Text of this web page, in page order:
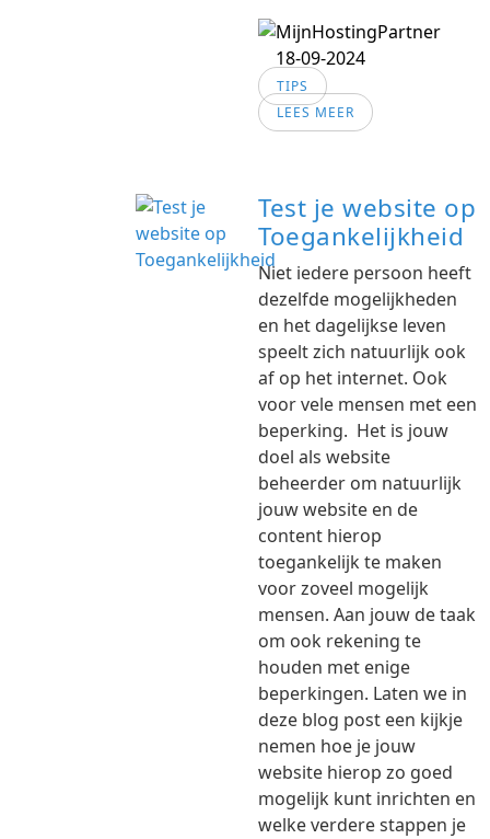
18-09-2024
TIPS
LEES MEER
Test je website op
Toegankelijkheid
Niet iedere persoon heeft
dezelfde mogelijkheden
en het dagelijkse leven
speelt zich natuurlijk ook
af op het internet. Ook
voor vele mensen met een
beperking. Het is jouw
doel als website
beheerder om natuurlijk
jouw website en de
content hierop
toegankelijk te maken
voor zoveel mogelijk
mensen. Aan jouw de taak
om ook rekening te
houden met enige
beperkingen. Laten we in
deze blog post een kijkje
nemen hoe je jouw
website hierop zo goed
mogelijk kunt inrichten en
welke verdere stappen je